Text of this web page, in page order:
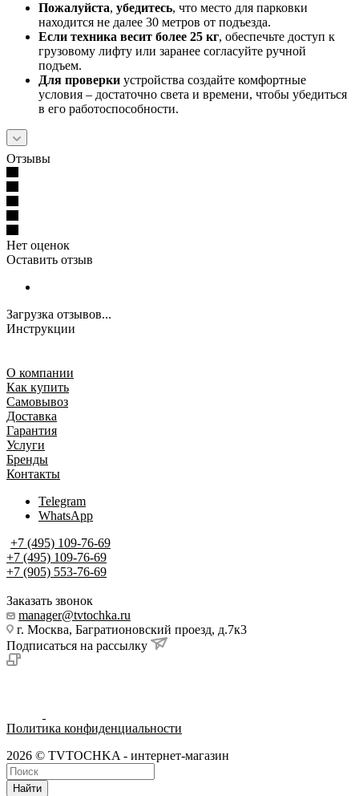
Пожалуйста, убедитесь, что место для парковки
находится не далее 30 метров от подъезда.
Если техника весит более 25 кг, обеспечьте доступ к
грузовому лифту или заранее согласуйте ручной
подъем.
Для проверки устройства создайте комфортные
условия – достаточно света и времени, чтобы убедиться
в его работоспособности.
Отзывы
Нет оценок
Оставить отзыв
Загрузка отзывов...
Инструкции
О компании
Как купить
Самовывоз
Доставка
Гарантия
Услуги
Бренды
Контакты
Telegram
WhatsApp
+7 (495) 109-76-69
+7 (495) 109-76-69
+7 (905) 553-76-69
Заказать звонок
manager@tvtochka.ru
г. Москва, Багратионовский проезд, д.7к3
Подписаться на рассылку
Политика конфиденциальности
2026 © TVTOCHKA - интернет-магазин
Найти